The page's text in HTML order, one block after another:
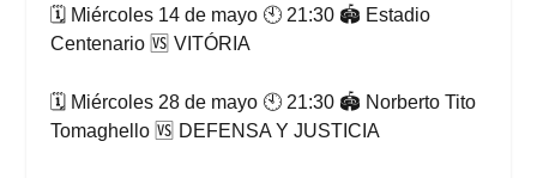
🗓 Miércoles 14 de mayo 🕙 21:30 🏟 Estadio
Centenario 🆚 VITÓRIA
🗓 Miércoles 28 de mayo 🕙 21:30 🏟 Norberto Tito
Tomaghello 🆚 DEFENSA Y JUSTICIA